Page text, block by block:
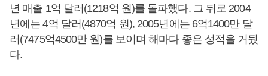
년 매출 1억 달러(1218억 원)를 돌파했다. 그 뒤로 2004
년에는 4억 달러(4870억 원), 2005년에는 6억1400만 달
러(7475억4500만 원)를 보이며 해마다 좋은 성적을 거뒀
다.